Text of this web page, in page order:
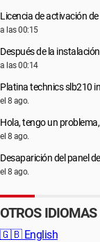
Licencia de activación
a las 00:15
Después de la
a las 00:14
Platina technics slb210
el 8 ago.
Hola, tengo un
el 8 ago.
Desaparición del panel
el 8 ago.
OTROS IDIOMAS
🇬🇧 English